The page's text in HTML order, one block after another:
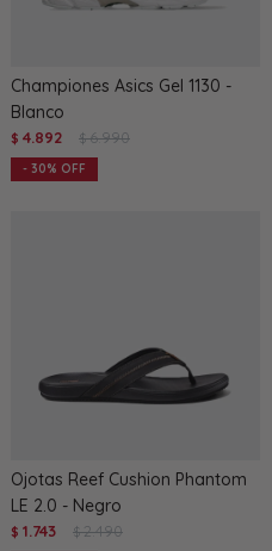
Championes Asics Gel 1130 -
Blanco
$ 4.892 $ 6.990
30
Ojotas Reef Cushion Phantom
LE 2.0 - Negro
$ 1.743 $ 2.490